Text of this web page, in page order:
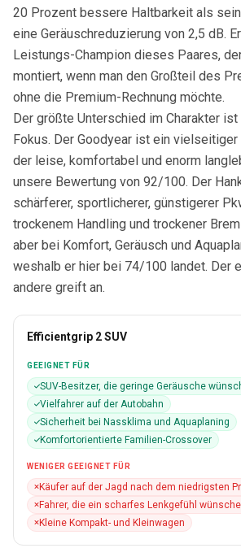
20 Prozent bessere Haltbarkeit als
eine Geräuschreduzierung von 2,5 dB.
Leistungs-Champion dieses Paares,
montiert, wenn man den Großteil des
ohne die Premium-Rechnung möchte.
Der größte Unterschied im Charakter
Fokus. Der Goodyear ist ein
der leise, komfortabel und enorm
unsere Bewertung von 92/100. Der
schärferer, sportlicherer, günstigerer
trockenem Handling und trockener
aber bei Komfort, Geräusch und
weshalb er hier bei 74/100 landet. Der
andere greift an.
Efficientgrip 2 SUV
GEEIGNET FÜR
SUV-Besitzer, die geringe Geräusche
Vielfahrer auf der Autobahn
Sicherheit bei Nassklima und Aquaplaning
Komfortorientierte Familien-Crossover
WENIGER GEEIGNET FÜR
Käufer auf der Jagd nach dem niedrigsten
Fahrer, die ein scharfes Lenkgefühl
Kleine Kompakt- und Kleinwagen